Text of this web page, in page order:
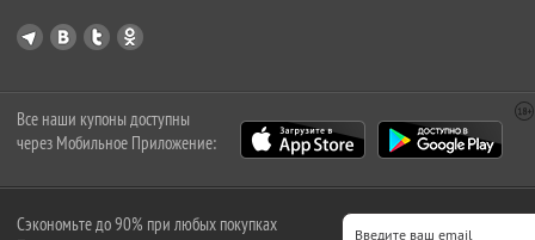
Все наши купоны доступны
через Мобильное Приложение:
Сэкономьте до 90% при любых покупках